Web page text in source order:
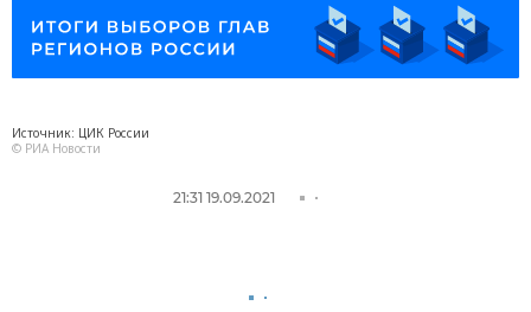
Источник: ЦИК России
© РИА Новости
21:31 19.09.2021